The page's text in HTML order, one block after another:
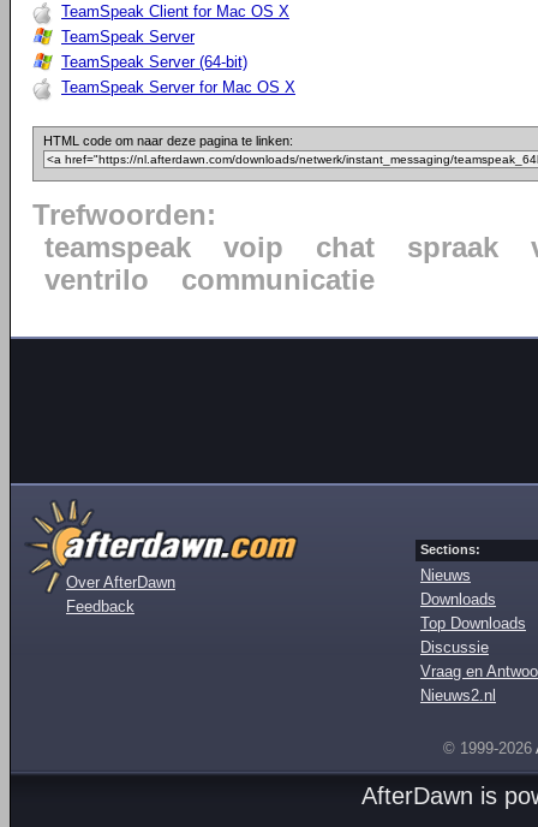
TeamSpeak Client for Mac OS X
TeamSpeak Server
TeamSpeak Server (64-bit)
TeamSpeak Server for Mac OS X
HTML code om naar deze pagina te linken:
Trefwoorden:
teamspeak
voip chat spraak
ventrilo
communicatie
Over AfterDawn
Feedback
Sections:
Nieuws
Downloads
Top Downloads
Discussie
Vraag en
Nieuws2.nl
© 1999-2026
AfterDawn is